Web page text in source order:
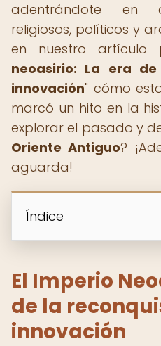
adentrándote en
religiosos, políticos y
en nuestro artículo
neoasirio: La era
innovación" cómo
marcó un hito en la
explorar el pasado y
Oriente Antiguo?
aguarda!
Índice
El Imperio
de la
innovación